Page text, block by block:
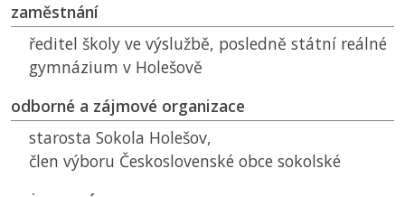
zaměstnání
ředitel školy ve výslužbě, posledně státní reálné
gymnázium v Holešově
odborné a zájmové organizace
starosta Sokola Holešov,
člen výboru Československé obce sokolské